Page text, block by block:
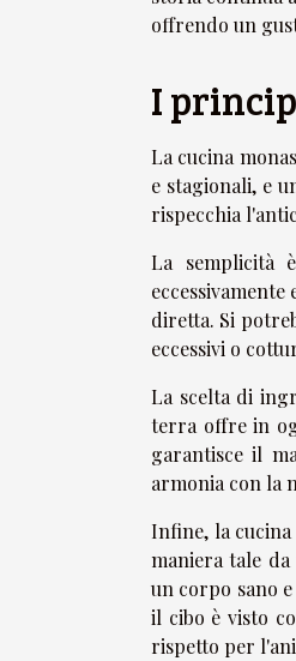
offrendo un
I
La cucina
e stagionali, e
rispecchia
La semplicità
diretta. Si
eccessivi o
La scelta di
terra offre in
garantisce il
armonia con la
Infine, la
maniera tale
un corpo sano
il cibo è visto
rispetto per